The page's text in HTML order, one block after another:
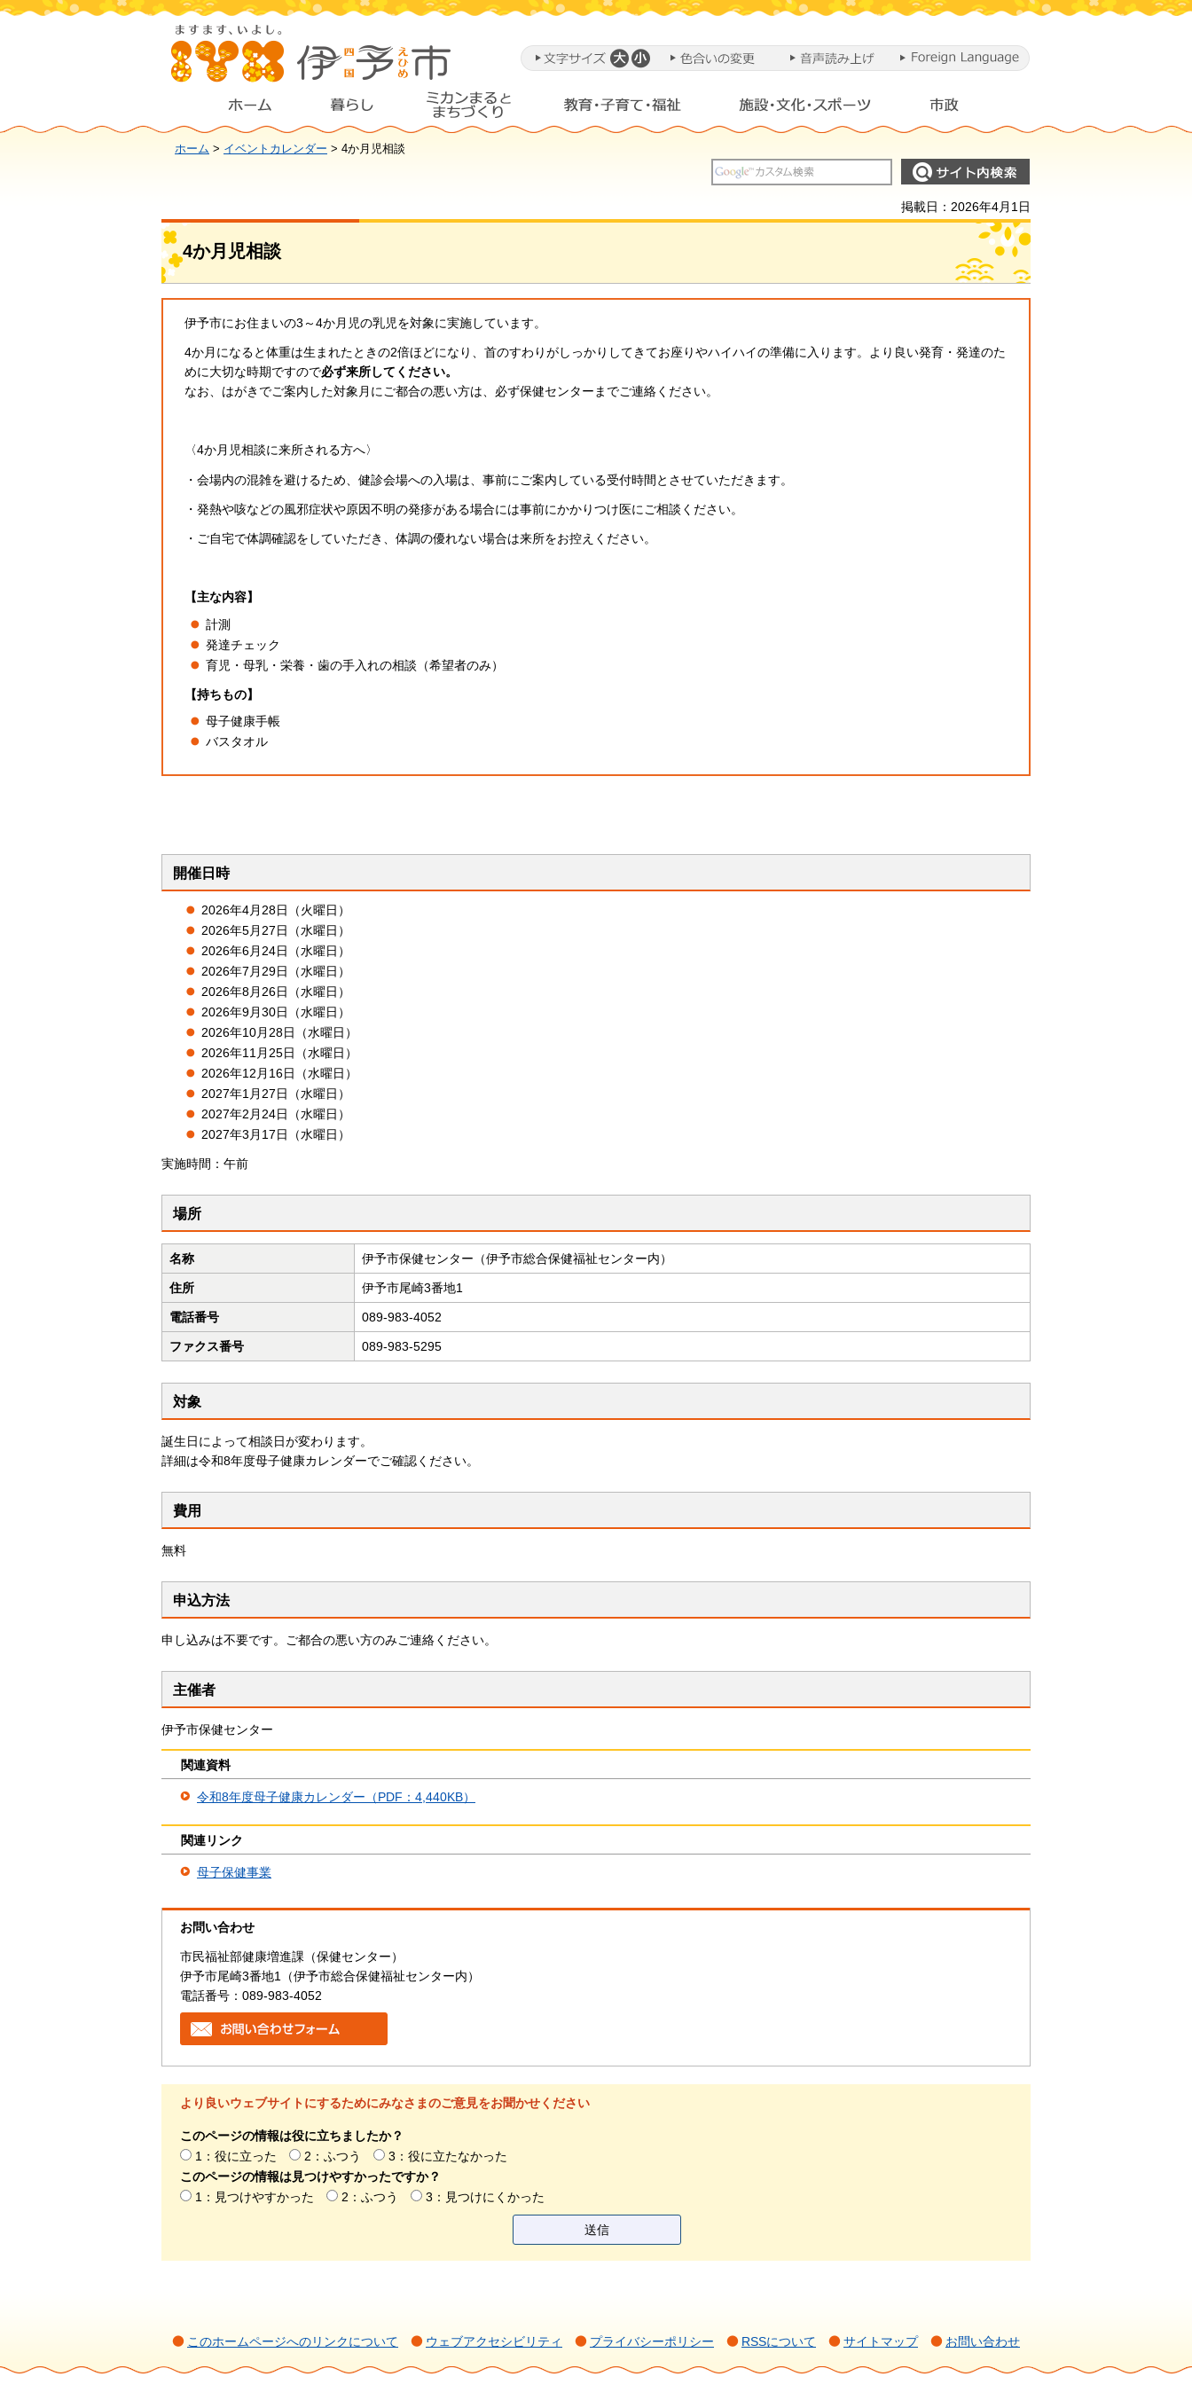
ホーム > イベントカレンダー > 4か月児相談
掲載日：2026年4月1日
4か月児相談
伊予市にお住まいの3～4か月児の乳児を対象に実施しています。
4か月になると体重は生まれたときの2倍ほどになり、首のすわりがしっかりしてきてお座りやハイハイの準備に入ります。より良い発育・発達のた
めに大切な時期ですので必ず来所してください。
なお、はがきでご案内した対象月にご都合の悪い方は、必ず保健センターまでご連絡ください。
〈4か月児相談に来所される方へ〉
・会場内の混雑を避けるため、健診会場への入場は、事前にご案内している受付時間とさせていただきます。
・発熱や咳などの風邪症状や原因不明の発疹がある場合には事前にかかりつけ医にご相談ください。
・ご自宅で体調確認をしていただき、体調の優れない場合は来所をお控えください。
【主な内容】
計測
発達チェック
育児・母乳・栄養・歯の手入れの相談（希望者のみ）
【持ちもの】
母子健康手帳
バスタオル
開催日時
2026年4月28日（火曜日）
2026年5月27日（水曜日）
2026年6月24日（水曜日）
2026年7月29日（水曜日）
2026年8月26日（水曜日）
2026年9月30日（水曜日）
2026年10月28日（水曜日）
2026年11月25日（水曜日）
2026年12月16日（水曜日）
2027年1月27日（水曜日）
2027年2月24日（水曜日）
2027年3月17日（水曜日）
実施時間：午前
場所
名称 伊予市保健センター（伊予市総合保健福祉センター内）
住所 伊予市尾崎3番地1
電話番号 089-983-4052
ファクス番号 089-983-5295
対象
誕生日によって相談日が変わります。
詳細は令和8年度母子健康カレンダーでご確認ください。
費用
無料
申込方法
申し込みは不要です。ご都合の悪い方のみご連絡ください。
主催者
伊予市保健センター
関連資料
令和8年度母子健康カレンダー（PDF：4,440KB）
関連リンク
母子保健事業
お問い合わせ
市民福祉部健康増進課（保健センター）
伊予市尾崎3番地1（伊予市総合保健福祉センター内）
電話番号：089-983-4052
より良いウェブサイトにするためにみなさまのご意見をお聞かせください
このページの情報は役に立ちましたか？
1：役に立った
2：ふつう
3：役に立たなかった
このページの情報は見つけやすかったですか？
1：見つけやすかった
2：ふつう 3：見つけにくかった
このホームページへのリンクについて ウェブアクセシビリティ プライバシーポリシー RSSについて サイトマップ お問い合わせ